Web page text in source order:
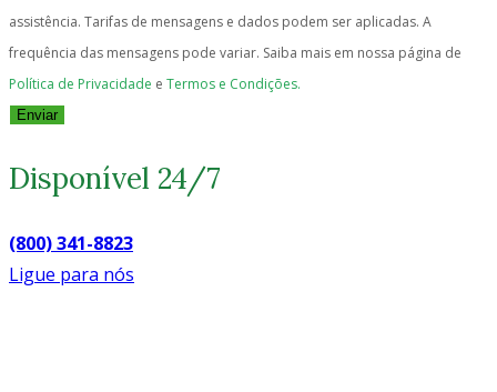
assistência. Tarifas de mensagens e dados podem ser aplicadas. A
frequência das mensagens pode variar. Saiba mais em nossa página de
Política de Privacidade e Termos e Condições.
Enviar
Disponível 24/7
(800) 341-8823
Ligue para nós